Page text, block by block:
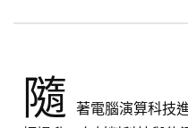
隨 著電腦演算科技